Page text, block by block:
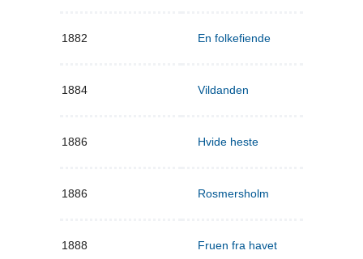
1882 En folkefiende
1884 Vildanden
1886 Hvide heste
1886 Rosmersholm
1888 Fruen fra havet